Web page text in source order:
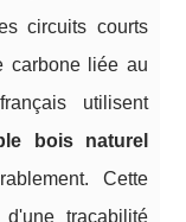
circuits courts
carbone liée au
utilisent
bois naturel
Cette
d'une traçabilité